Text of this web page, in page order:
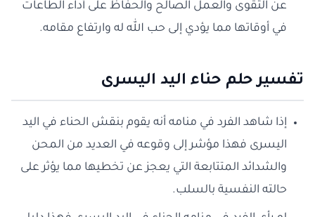
عن التقوى والعمل الصالح والحفاظ على أداء الطاعات
في أوقاتها مما يؤدي إلى حب الله له وارتفاع مقامه.
تفسير حلم حناء اليد اليسرى
إذا شاهد الفرد في منامه أنه يقوم بنقش الحناء في اليد
اليسرى فهذا مؤشر إلى وقوعه في العديد من المحن
والشدائد المتتابعة التي يعجز عن تخطيها مما يؤثر على
حالته النفسية بالسلب.